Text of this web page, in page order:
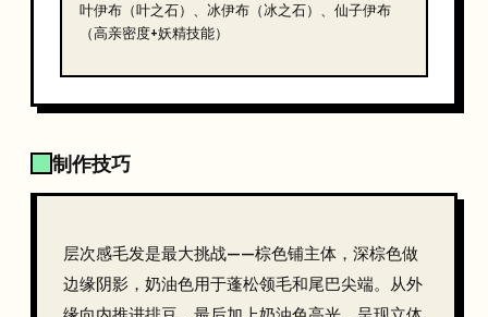
叶伊布（叶之石）、冰伊布（冰之石）、仙子伊布
（高亲密度+妖精技能）
制作技巧
层次感毛发是最大挑战——棕色铺主体，深棕色做
边缘阴影，奶油色用于蓬松领毛和尾巴尖端。从外